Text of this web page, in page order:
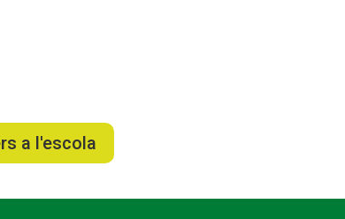
a l'escola